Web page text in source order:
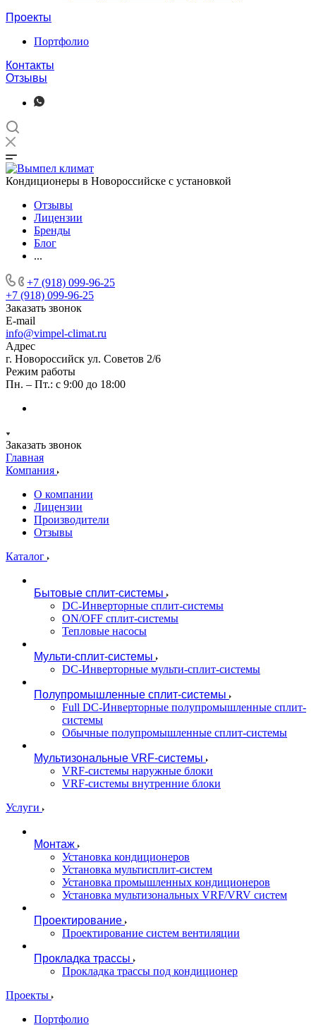
Проекты
Портфолио
Контакты
Отзывы
Кондиционеры в Новороссийске с установкой
Отзывы
Лицензии
Бренды
Блог
...
+7 (918) 099-96-25
+7 (918) 099-96-25
Заказать звонок
E-mail
info@vimpel-climat.ru
Адрес
г. Новороссийск ул. Советов 2/6
Режим работы
Пн. – Пт.: с 9:00 до 18:00
Заказать звонок
Главная
Компания
О компании
Лицензии
Производители
Отзывы
Каталог
Бытовые сплит-системы
DC-Инверторные сплит-системы
ON/OFF сплит-системы
Тепловые насосы
Мульти-сплит-системы
DC-Инверторные мульти-сплит-системы
Полупромышленные сплит-системы
Full DC-Инверторные полупромышленные сплит-
системы
Обычные полупромышленные сплит-системы
Мультизональные VRF-системы
VRF-системы наружные блоки
VRF-системы внутренние блоки
Услуги
Монтаж
Установка кондиционеров
Установка мультисплит-систем
Установка промышленных кондиционеров
Установка мультизональных VRF/VRV систем
Проектирование
Проектирование систем вентиляции
Прокладка трассы
Прокладка трассы под кондиционер
Проекты
Портфолио